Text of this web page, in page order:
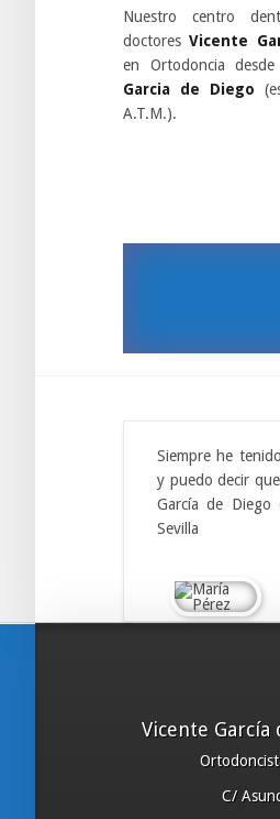
Nuestro centro
doctores Vicente
en Ortodoncia
Garcia de Diego
A.T.M.).
Siempre he
y puedo decir
García de Diego
Sevilla
Vicente
C/